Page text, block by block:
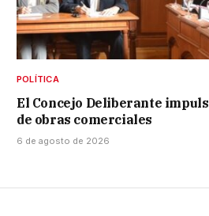
POLÍTICA
El Concejo Deliberante
de obras comerciales
6 de agosto de 2026